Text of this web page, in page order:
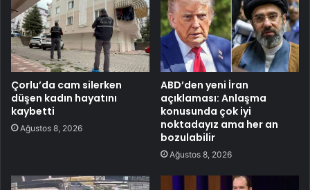
Çorlu’da cam silerken
düşen kadın hayatını
kaybetti
Ağustos 8, 2026
ABD’den yeni İran
açıklaması: Anlaşma
konusunda çok iyi
noktadayız ama her an
bozulabilir
Ağustos 8, 2026